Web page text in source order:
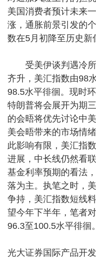
美国消费者预计未来
涨，通胀前景引发的
数在5月初降至历史新
受美伊谈判遇冷所
齐升，美汇指数由98
98.5水平徘徊。现时
特朗普将会展开为期
的会晤将优先讨论中
美会晤带来的市场情
此影响有限，美汇指
进展，中长线仍然看
基金利率预期的看法
落为主。执笔之时，
争持，美汇指数短线
望今年下半年，笔者
96.3至100.5水平徘徊。
光大证券国际产品开